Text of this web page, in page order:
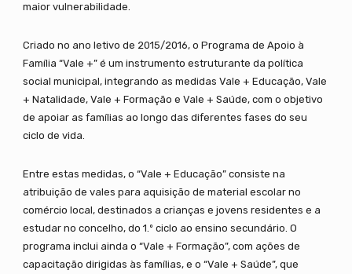
maior vulnerabilidade.
Criado no ano letivo de 2015/2016, o Programa de Apoio à
Família “Vale +” é um instrumento estruturante da política
social municipal, integrando as medidas Vale + Educação, Vale
+ Natalidade, Vale + Formação e Vale + Saúde, com o objetivo
de apoiar as famílias ao longo das diferentes fases do seu
ciclo de vida.
Entre estas medidas, o “Vale + Educação” consiste na
atribuição de vales para aquisição de material escolar no
comércio local, destinados a crianças e jovens residentes e a
estudar no concelho, do 1.º ciclo ao ensino secundário. O
programa inclui ainda o “Vale + Formação”, com ações de
capacitação dirigidas às famílias, e o “Vale + Saúde”, que